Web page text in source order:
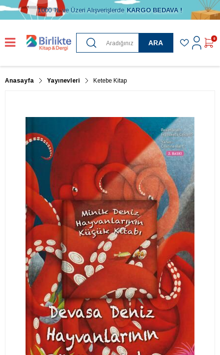
1000 TL ve Üzeri Alışverişlerde KARGO BEDAVA !
ARA
0
Anasayfa Yayınevleri Ketebe Kitap